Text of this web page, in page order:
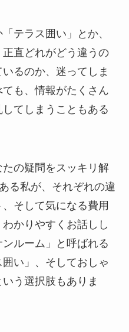
テラス囲い」とか、
直どれがどう違うの
るのか、迷ってしま
も、情報がたくさん
てしまうこともある
の疑問をスッキリ解
る私が、それぞれの違
そして気になる費用
かりやすくお話しし
ルーム」と呼ばれる
い」、そしておしゃ
う選択肢もありま